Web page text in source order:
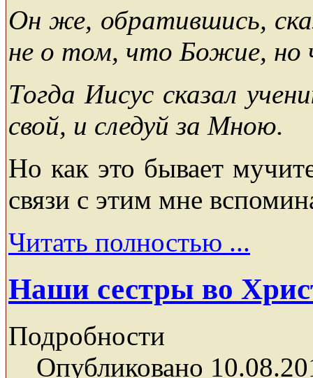
Он же, обратившись,
не о том, что Божие, но
Тогда Иисус сказал
свой, и следуй за Мною.
Но как это бывает
связи с этим мне
Читать полностью ...
Наши сестры во
Подробности
Опубликовано